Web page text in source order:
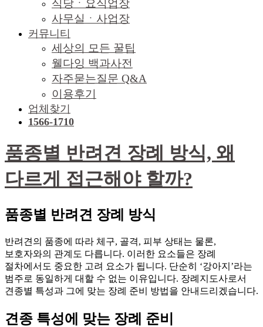
식당ㆍ요식업장
사무실ㆍ사업장
커뮤니티
세상의 모든 꿀팁
웰다잉 백과사전
자주묻는질문 Q&A
이용후기
업체찾기
1566-1710
품종별 반려견 장례 방식, 왜
다르게 접근해야 할까?
품종별 반려견 장례 방식
반려견의 품종에 따라 체구, 골격, 피부 상태는 물론,
보호자와의 관계도 다릅니다. 이러한 요소들은 장례
절차에서도 중요한 고려 요소가 됩니다. 단순히 ‘강아지’라는
범주로 동일하게 대할 수 없는 이유입니다. 장례지도사로서
견종별 특성과 그에 맞는 장례 준비 방법을 안내드리겠습니다.
견종 특성에 맞는 장례 준비